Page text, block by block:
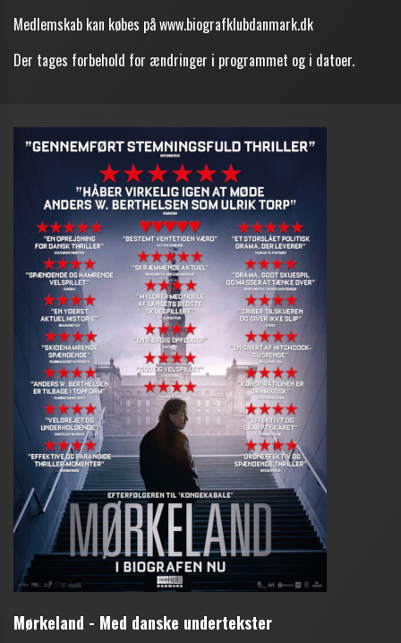
Medlemskab kan købes påwww.biografklubdanmark.dk
Der tages forbehold for ændringer i programmet og i datoer.
Mørkeland - Med danske undertekster